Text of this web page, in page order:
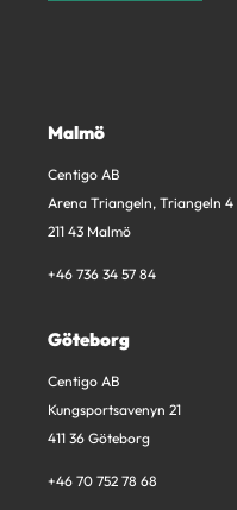
Malmö
Centigo AB
Arena Triangeln, Triangeln 4
211 43 Malmö
+46 736 34 57 84
Göteborg
Centigo AB
Kungsportsavenyn 21
411 36 Göteborg
+46 70 752 78 68